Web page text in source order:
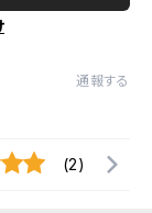
通報する
(2)